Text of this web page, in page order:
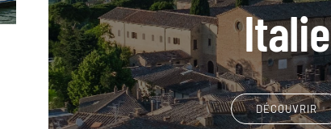
Italie
DÉCOUVRIR